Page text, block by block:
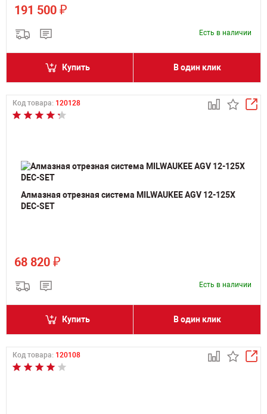
191 500 ₽
Есть в наличии
Купить В один клик
Код товара: 120128
Алмазная отрезная система MILWAUKEE AGV 12-125X
DEC-SET
68 820 ₽
Есть в наличии
Купить В один клик
Код товара: 120108